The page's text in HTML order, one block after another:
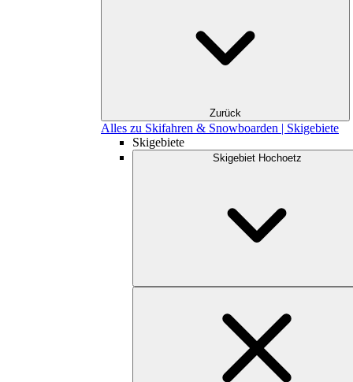
Zurück
Alles zu Skifahren & Snowboarden | Skigebiete
Skigebiete
Skigebiet Hochoetz